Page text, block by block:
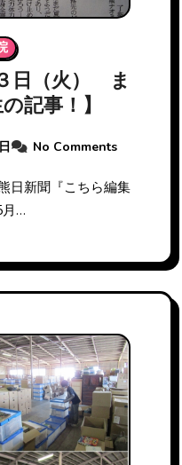
日（火） ま
記事！】
No Comments
月…